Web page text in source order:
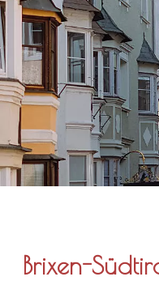
Brixen-